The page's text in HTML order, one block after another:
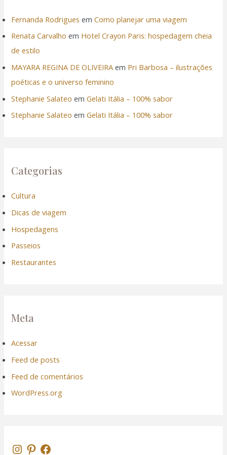
Fernanda Rodrigues emComo planejar uma viagem
Renata Carvalho em Hotel Crayon Paris: hospedagem cheia
de estilo
MAYARA REGINA DE OLIVEIRA em Pri Barbosa – ilustrações
poéticas e o universo feminino
Stephanie Salateo emGelati Itália – 100% sabor
Stephanie Salateo emGelati Itália – 100% sabor
Categorias
Cultura
Dicas de viagem
Hospedagens
Passeios
Restaurantes
Meta
Acessar
Feed de posts
Feed de comentários
WordPress.org